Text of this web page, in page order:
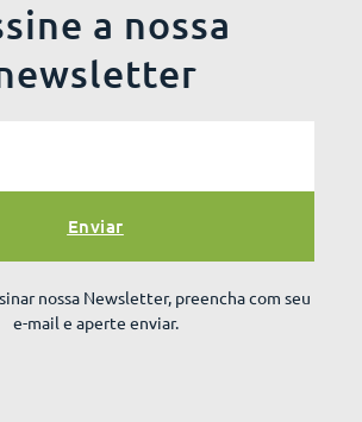
a nossa
Enviar
nossa Newsletter, preencha com seu
e-mail e aperte enviar.